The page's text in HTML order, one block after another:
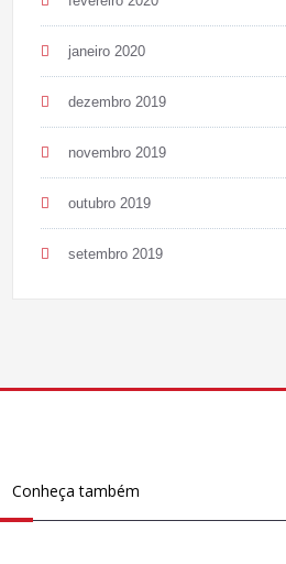
janeiro 2020
dezembro 2019
novembro 2019
outubro 2019
setembro 2019
Conheça também